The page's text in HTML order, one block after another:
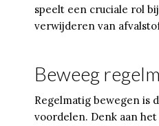
speelt een cruciale rol
verwijderen van
Beweeg
Regelmatig bewegen is
voordelen. Denk aan